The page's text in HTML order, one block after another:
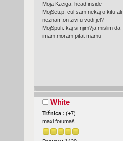
Moja Kaciga: head inside
MojSetup: cul sam nekaj o kitu ali
neznam,on zivi u vodi jel?
MojSpuh: kaj si njim?ja mislim da
imam,moram pitat mamu
White
Tržnica : (+7)
maxi forumaš